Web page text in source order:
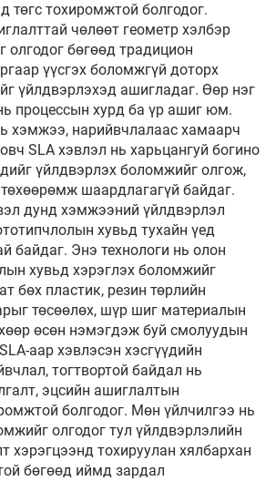
төгс тохиромжтой болгодог.
чөлөөт геометр хэлбэр
олгодог бөгөөд традицион
үүсгэх боломжгүй доторх
үйлдвэрлэхэд ашигладаг. Өөр нэг
процессын хурд ба үр ашиг юм.
хэмжээ, нарийвчлалаас хамаарч
SLA хэвлэл нь харьцангуй богино
үйлдвэрлэх боломжийг олгож,
төхөөрөмж шаардлагагүй байдаг.
дунд хэмжээний үйлдвэрлэл
хувьд тухайн үед
байдаг. Энэ технологи нь олон
хувьд хэрэглэх боломжийг
бөх пластик, резин төрлийн
төсөөлөх, шүр шиг материалын
өсөн нэмэгдэж буй смолуудын
аар хэвлэсэн хэсгүүдийн
тогтвортой байдал нь
эцсийн ашиглалтын
болгодог. Мөн үйлчилгээ нь
олгодог тул үйлдвэрлэлийн
хэрэгцээнд тохируулан хялбархан
бөгөөд иймд зардал